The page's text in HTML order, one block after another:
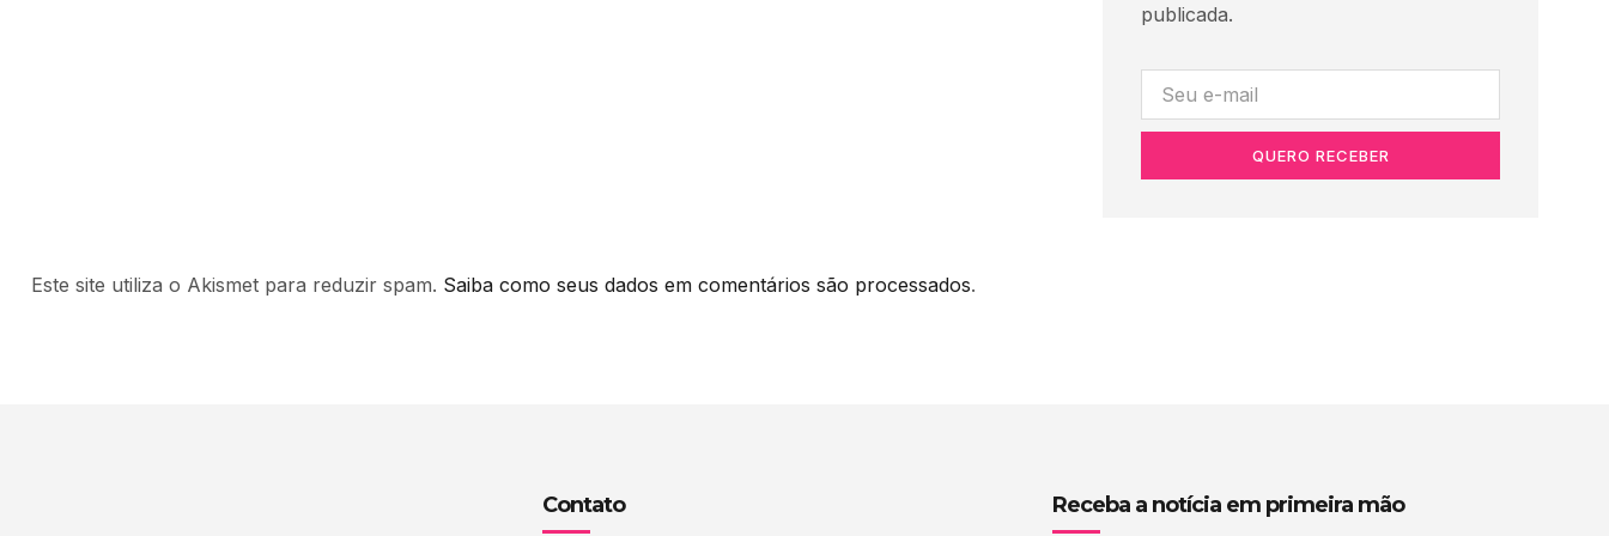
Este site utiliza o Akismet para reduzir spam. Saiba como seus dados em comentários são processados.
publicada.
QUERO RECEBER
Contato Receba a notícia em primeira mão